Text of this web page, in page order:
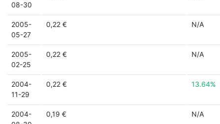
08-30
2005-
05-27
0,22 € N/A
2005-
02-25
0,22 € N/A
2004-
11-29
0,22 € 13.64%
2004-
0,19 € N/A